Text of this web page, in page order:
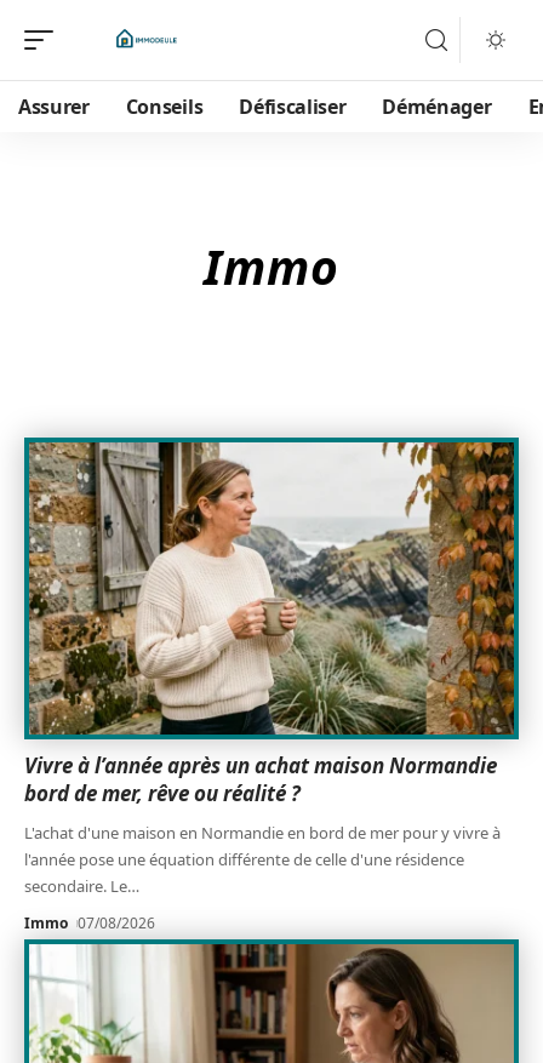
Assurer Conseils Défiscaliser Déménager
Immo
Vivre à l’année après un achat maison Normandie
bord de mer, rêve ou réalité ?
L'achat d'une maison en Normandie en bord de mer pour y vivre à
l'année pose une équation différente de celle d'une résidence
secondaire. Le…
Immo 07/08/2026